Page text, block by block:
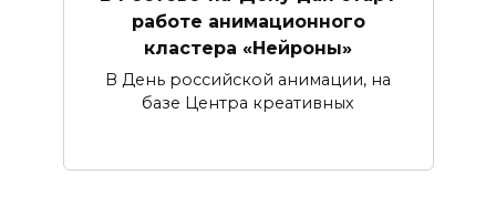
работе анимационного
кластера «Нейроны»
В День российской анимации, на
базе Центра креативных